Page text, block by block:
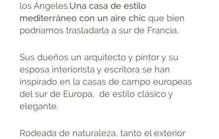
los Ángeles.Una casa de estilo
mediterráneo con un aire chic que bien
podríamos trasladarla a sur de Francia.
Sus dueños un arquitecto y pintor y su
esposa interiorista y escritora se han
inspirado en la casas de campo europeas
del sur de Europa, de estilo clásico y
elegante.
Rodeada de naturaleza, tanto el exterior